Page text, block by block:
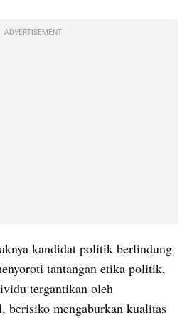
ADVERTISEMENT
kandidat politik berlindung
tantangan etika politik,
tergantikan oleh
berisiko mengaburkan kualitas